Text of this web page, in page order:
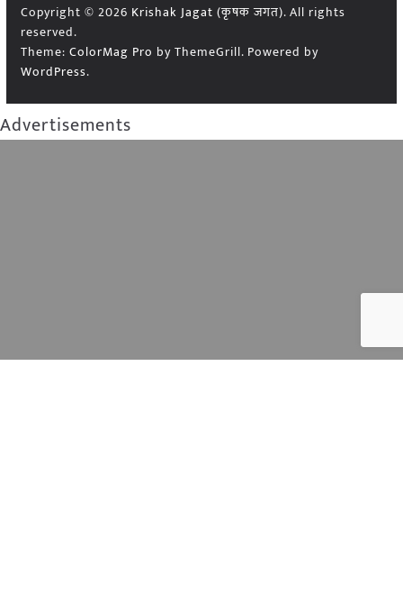
Copyright © 2026 Krishak Jagat (कृषक जगत). All rights
reserved.
Theme: ColorMag Pro by ThemeGrill. Powered by
WordPress.
Advertisements